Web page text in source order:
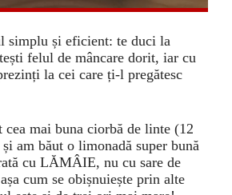
simplu și eficient: te duci la
felul de mâncare dorit, iar cu
la cei care ți-l pregătesc
cea mai buna ciorbă de linte (12
am băut o limonadă super bună
cu LĂMÂIE, nu cu sare de
cum se obișnuiește prin alte